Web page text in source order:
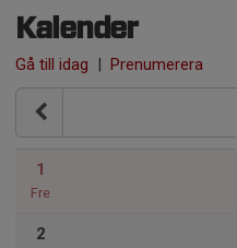
Kalender
Gå till idag | Prenumerera
1
Fre
2